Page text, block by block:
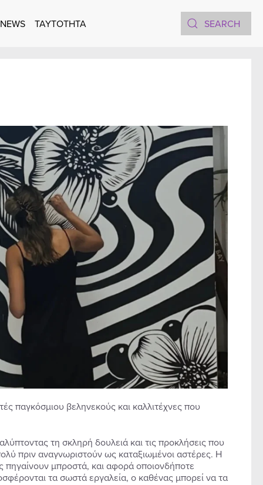
TAYTOTHTA
παγκόσμιου βεληνεκούς και καλλιτέχνες που
τη σκληρή δουλειά και τις προκλήσεις που
πριν αναγνωριστούν ως καταξιωμένοι αστέρες. Η
μπροστά, και αφορά οποιονδήποτε
τα σωστά εργαλεία, ο καθένας μπορεί να τα